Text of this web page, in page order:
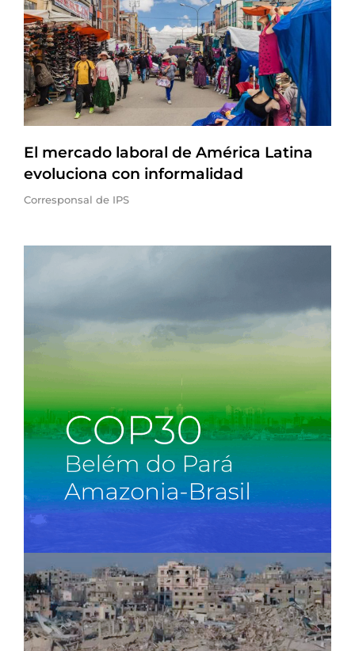
El mercado laboral de América Latina
evoluciona con informalidad
Corresponsal de IPS